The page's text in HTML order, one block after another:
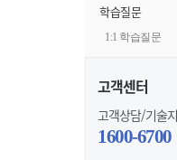
학습질문
1:1 학습질문
고객센터
고객상담/기술
1600-6700